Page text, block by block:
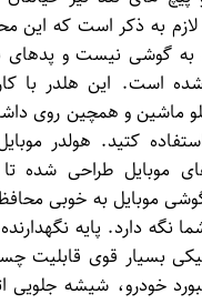
به ذکر است که این
به گوشی نیست و
است. این هلدر با
ماشین و همچین روی
موبایل طراحی شده
موبایل به خوبی
نگه دارد. پایه
بسیار قوی قابلیت
خودرو، شیشه جلویی